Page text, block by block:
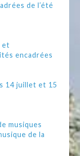
de l’été
et
encadrées
14 juillet et 15
musiques
de la